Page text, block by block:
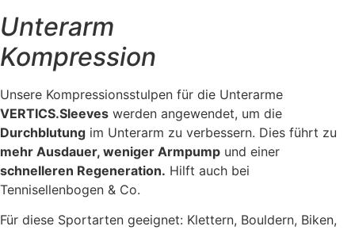
Unterarm
Kompression
Unsere Kompressionsstulpen für die Unterarme
VERTICS.Sleeves werden angewendet, um die
Durchblutung im Unterarm zu verbessern. Dies führt zu
mehr Ausdauer, weniger Armpump und einer
schnelleren Regeneration. Hilft auch bei
Tennisellenbogen & Co.
Für diese Sportarten geeignet: Klettern, Bouldern, Biken,